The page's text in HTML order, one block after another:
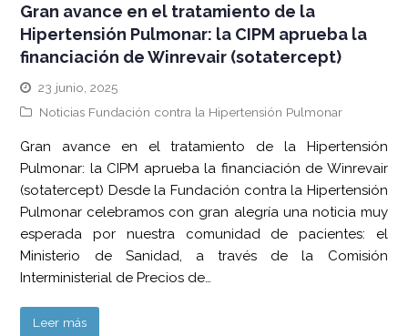
Gran avance en el tratamiento de la
Hipertensión Pulmonar: la CIPM aprueba la
financiación de Winrevair (sotatercept)
23 junio, 2025
Noticias Fundación contra la Hipertensión Pulmonar
Gran avance en el tratamiento de la Hipertensión
Pulmonar: la CIPM aprueba la financiación de Winrevair
(sotatercept) Desde la Fundación contra la Hipertensión
Pulmonar celebramos con gran alegría una noticia muy
esperada por nuestra comunidad de pacientes: el
Ministerio de Sanidad, a través de la Comisión
Interministerial de Precios de…
Leer más